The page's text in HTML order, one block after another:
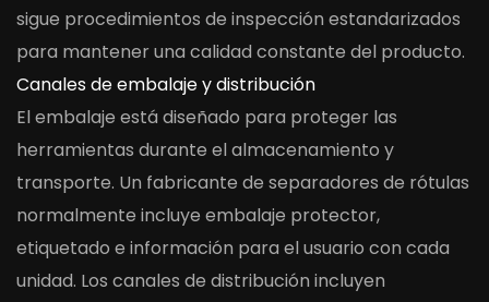
sigue procedimientos de inspección estandarizados
para mantener una calidad constante del producto.
Canales de embalaje y distribución
El embalaje está diseñado para proteger las
herramientas durante el almacenamiento y
transporte. Un fabricante de separadores de rótulas
normalmente incluye embalaje protector,
etiquetado e información para el usuario con cada
unidad. Los canales de distribución incluyen